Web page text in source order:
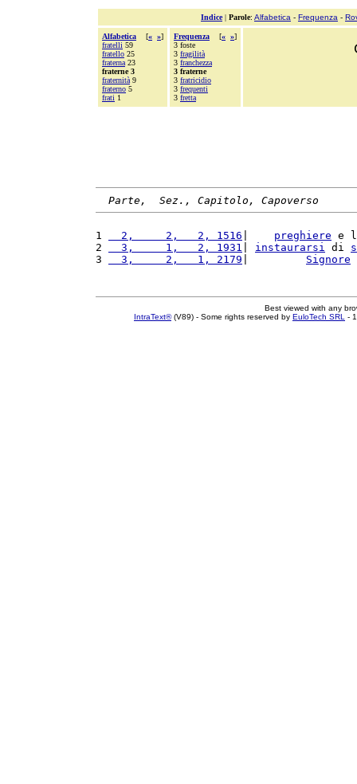
Indice| Parole: Alfabetica - Frequenza -
Alfabetica [« »]
fratelli 59
fratello 25
fraterna 23
fraterne 3
fraternità 9
fraterno 5
frati 1
Frequenza [« »]
3 foste
3 fragilità
3 franchezza
3 fraterne
3 fratricidio
3 frequenti
3 fretta
Parte,  Sez., Capitolo, Capoverso
1
  2,     2,   2, 1516
preghiere e
2
  3,     1,   2, 1931
instaurarsi di
3
  3,     2,   1, 2179
Signore
Best viewed with any
IntraText®(V89) - Some rights reserved by EuloTech SRL -